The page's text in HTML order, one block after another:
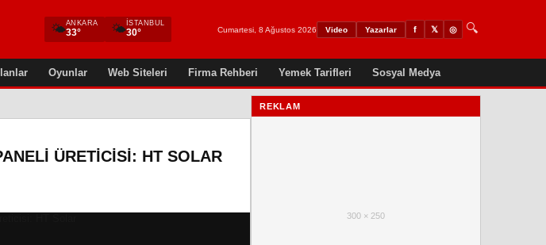
🌤ANKARA
33° 🌤 İSTANBUL
30° Cumartesi, 8 Ağustos 2026 Video Yazarlar f 𝕏 ◎ 🔍
Oyunlar Web Siteleri Firma Rehberi Yemek Tarifleri Sosyal Medya
ÜRETICISI: HT SOLAR
REKLAM
300 × 250